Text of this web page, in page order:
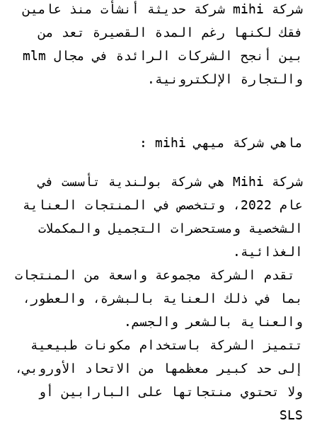
شركة mihi شركة حديثة أنشأت منذ عامين
فقك لكنها رغم المدة القصيرة تعد من
بين أنجح الشركات الرائدة في مجال mlm
والتجارة الإلكترونية.
ماهي شركة ميهي mihi :
شركة Mihi هي شركة بولندية تأسست في
عام 2022، وتتخصص في المنتجات العناية
الشخصية ومستحضرات التجميل والمكملات
الغذائية.
تقدم الشركة مجموعة واسعة من المنتجات
بما في ذلك العناية بالبشرة، والعطور،
والعناية بالشعر والجسم.
تتميز الشركة باستخدام مكونات طبيعية
إلى حد كبير معظمها من الاتحاد الأوروبي،
ولا تحتوي منتجاتها على البارابين أو
SLS​